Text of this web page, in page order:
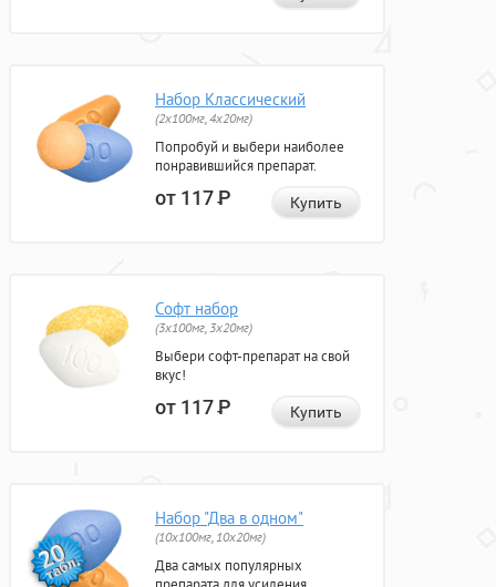
Набор Классический
(2x100мг, 4x20мг)
Попробуй и выбери наиболее
понравившийся препарат.
от 117Р Купить
Софт набор
(3x100мг, 3x20мг)
Выбери софт-препарат на свой
вкус!
от 117Р Купить
Набор "Два в одном"
(10x100мг, 10x20мг)
Два самых популярных